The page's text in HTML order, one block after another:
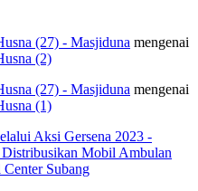
(27) - Masjiduna mengenai
(2)
(27) - Masjiduna mengenai
(1)
Aksi Gersena 2023 -
Mobil Ambulan
Subang